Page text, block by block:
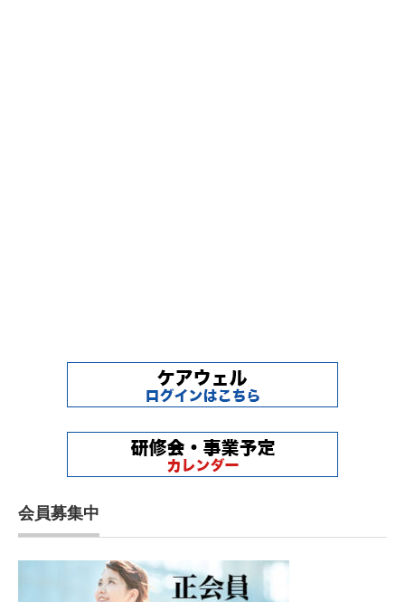
会員募集中